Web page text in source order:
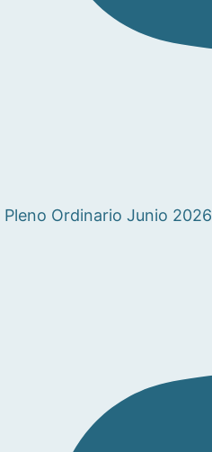
Pleno Ordinario Junio 2026